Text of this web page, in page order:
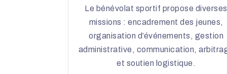
Le bénévolat sportif propose diverses
missions : encadrement des jeunes,
organisation d’événements, gestion
administrative, communication,
et soutien logistique.